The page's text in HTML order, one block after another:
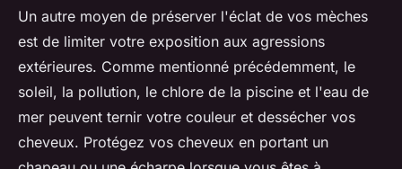
Un autre moyen de préserver l'éclat de vos mèches
est de limiter votre exposition aux agressions
extérieures. Comme mentionné précédemment, le
soleil, la pollution, le chlore de la piscine et l'eau de
mer peuvent ternir votre couleur et dessécher vos
cheveux. Protégez vos cheveux en portant un